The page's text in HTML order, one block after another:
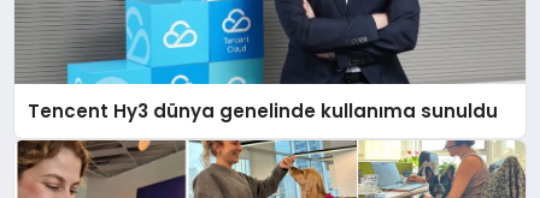
Tencent Hy3 dünya genelinde kullanıma sunuldu